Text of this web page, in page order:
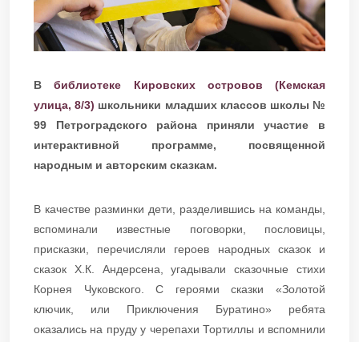
Вбиблиотеке Кировских островов (Кемская
улица, 8/3) школьники младших классов школы №
99 Петроградского района приняли участие в
интерактивной программе, посвященной
народным и авторским сказкам.
В качестве разминки дети, разделившись на команды,
вспоминали известные поговорки, пословицы,
присказки, перечисляли героев народных сказок и
сказок Х.К. Андерсена, угадывали сказочные стихи
Корнея Чуковского. С героями сказки «Золотой
ключик, или Приключения Буратино» ребята
оказались на пруду у черепахи Тортиллы и вспомнили